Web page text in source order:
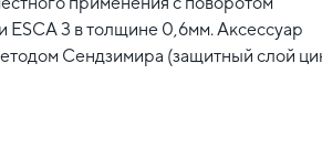
ESCA 3 в толщине 0,6мм. Аксессуар
Сендзимира (защитный слой